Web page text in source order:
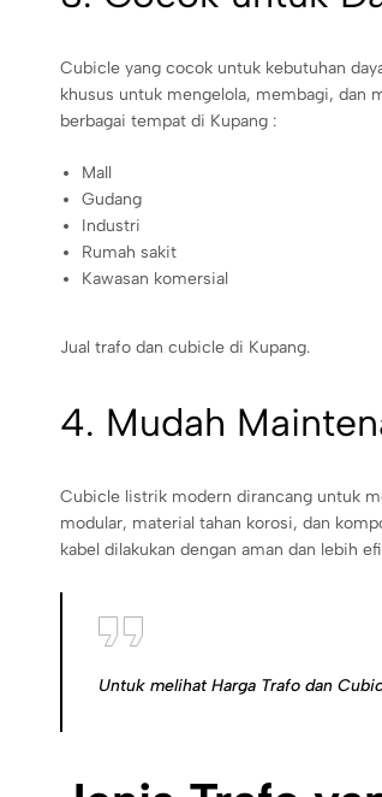
Cubicle yang cocok untuk kebutuhan
khusus untuk mengelola, membagi, dan
berbagai tempat di Kupang :
Mall
Gudang
Industri
Rumah sakit
Kawasan komersial
Jual trafo dan cubicle di Kupang.
4. Mudah
Cubicle listrik modern dirancang untuk
modular, material tahan korosi, dan
kabel dilakukan dengan aman dan lebih
Untuk melihat Harga Trafo dan